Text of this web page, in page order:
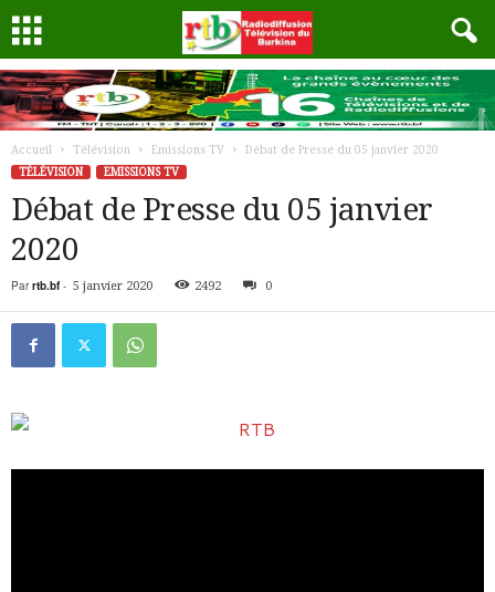
Accueil Télévision Emissions TV
Débat de Presse du 05 janvier 2020
TÉLÉVISION
EMISSIONS TV
Débat de Presse du 05 janvier
2020
Par rtb.bf- 5 janvier 2020 2492 0